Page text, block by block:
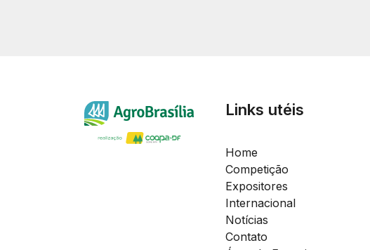
Links utéis
Home
Competição
Expositores
Internacional
Notícias
Contato